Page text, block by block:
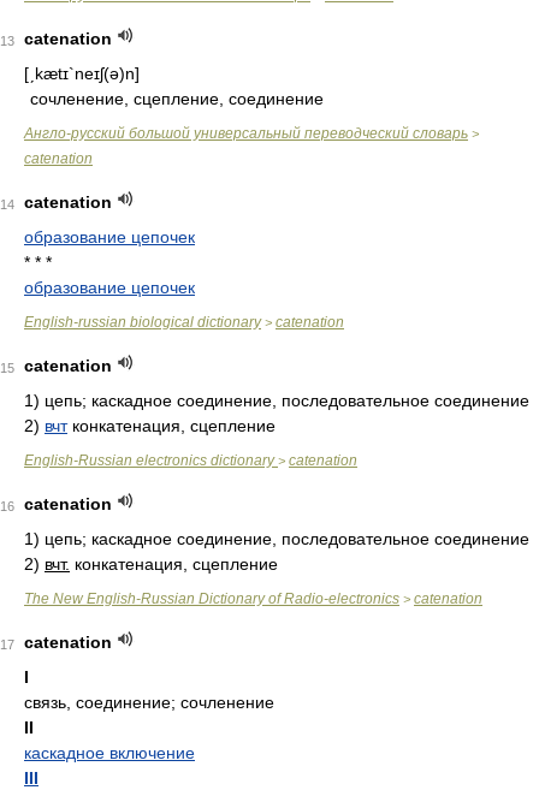
13
catenation
[ˏkætɪ`neɪʃ(ə)n]
сочленение, сцепление, соединение
Англо-русский большой универсальный переводческий словарь >
catenation
14
catenation
образование цепочек
* * *
образование цепочек
English-russian biological dictionary> catenation
15
catenation
1) цепь; каскадное соединение, последовательное соединение
2) вчтконкатенация, сцепление
English-Russian electronics dictionary> catenation
16
catenation
1) цепь; каскадное соединение, последовательное соединение
2) вчт. конкатенация, сцепление
The New English-Russian Dictionary of Radio-electronics > catenation
17
catenation
I
связь, соединение; сочленение
II
каскадное включение
III